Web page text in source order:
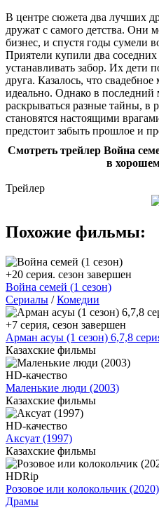
В центре сюжета два лучших
дружат с самого детства. Они
бизнес, и спустя годы сумели
Приятели купили два соседних
устанавливать забор. Их дети
друга. Казалось, что
идеально. Однако в
раскрываться разные тайны, в
становятся настоящими
предстоит забыть прошлое и
Смотреть трейлер Война
в
Трейлер
Похожие фильмы:
+20 серия. сезон завершен
Война семей (1 сезон)
Сериалы /Комедии
+7 серия, сезон завершен
Арман асуы (1 сезон) 6,7,8
Казахские фильмы
HD-качество
Маленькие люди (2003)
Казахские фильмы
HD-качество
Аксуат (1997)
Казахские фильмы
HDRip
Розовое или колокольчик (2020)
Драмы